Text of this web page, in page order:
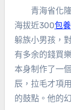
青海省化
海拔近300包養
躲族小男孩，
有多余的錢買
本身制作了一個
辰，拉毛才項
的鼓點。他的